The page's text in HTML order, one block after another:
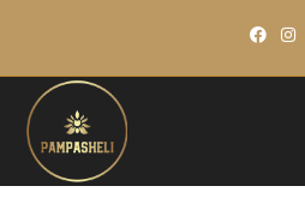
content